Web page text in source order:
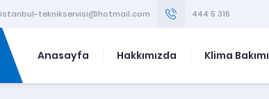
istanbul-teknikservisi@hotmail.com 444 5 316
Anasayfa Hakkımızda Klima Bakımı